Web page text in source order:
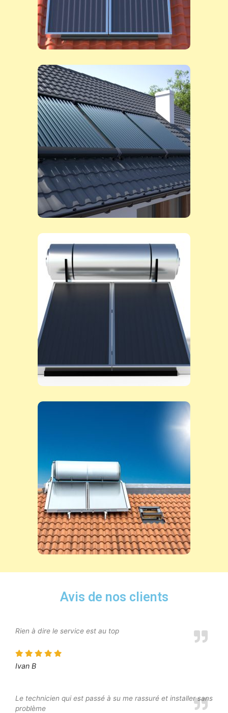
Avis de nos clients
Rien à dire le service est au top
Ivan B
Le technicien qui est passé à su me rassuré et installer sans
problème